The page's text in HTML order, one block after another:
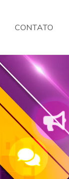
CONTATO